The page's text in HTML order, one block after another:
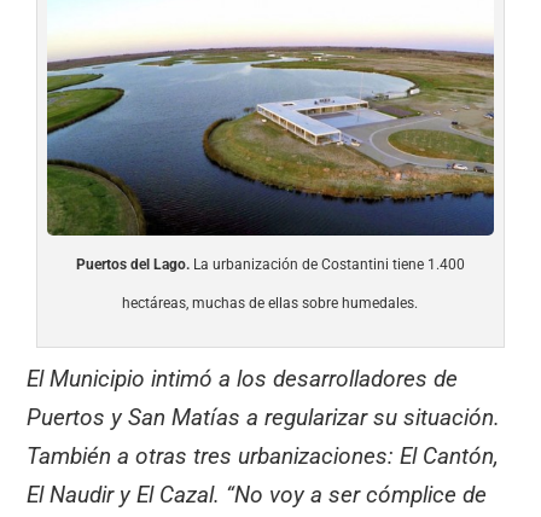
Puertos del Lago.La urbanización de Costantini tiene 1.400
hectáreas, muchas de ellas sobre humedales.
El Municipio intimó a los desarrolladores de
Puertos y San Matías a regularizar su situación.
También a otras tres urbanizaciones: El Cantón,
El Naudir y El Cazal. “No voy a ser cómplice de